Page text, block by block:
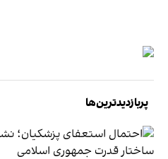
پربازدیدترین‌ها